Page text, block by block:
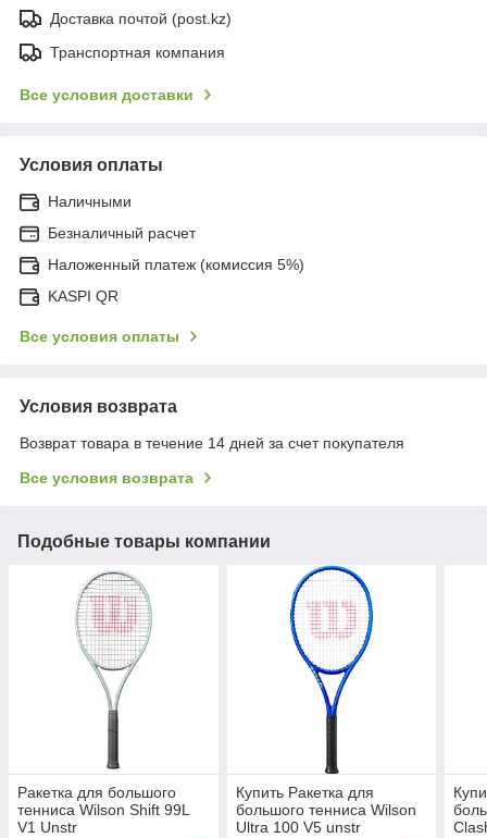
Доставка почтой (post.kz)
Транспортная компания
Все условия доставки
Условия оплаты
Наличными
Безналичный расчет
Наложенный платеж (комиссия 5%)
KASPI QR
Все условия оплаты
Условия возврата
Возврат товара в течение 14 дней за счет покупателя
Все условия возврата
Подобные товары компании
Ракетка для большого
тенниса Wilson Shift 99L
V1 Unstr
Купить Ракетка для
большого тенниса Wilson
Ultra 100 V5 unstr